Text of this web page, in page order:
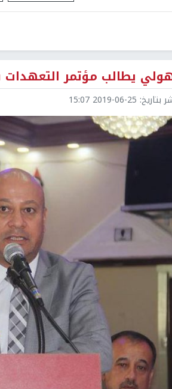
يطالب مؤتمر التعهدات
بتاريخ: 2019-06-25 15:07